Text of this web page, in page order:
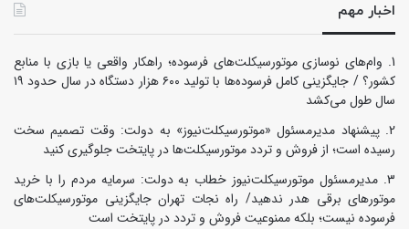
اخبار مهم
وام‌های نوسازی موتورسیکلت‌های فرسوده؛ راهکار واقعی یا بازی با منابع
کشور؟ / جایگزینی کامل فرسوده‌ها با تولید ۶۰۰ هزار دستگاه در سال حدود ۱۹
سال طول می‌کشد
پیشنهاد مدیرمسئول «موتورسیکلت‌نیوز» به دولت: وقت تصمیم سخت
رسیده است؛ از فروش و تردد موتورسیکلت‌ها در پایتخت جلوگیری کنید
مدیرمسئول موتورسیکلت‌نیوز خطاب به دولت: سرمایه مردم را با خرید
موتورهای برقی هدر ندهید/ راه نجات تهران جایگزینی موتورسیکلت‌های
فرسوده نیست؛ بلکه ممنوعیت فروش و تردد در پایتخت است